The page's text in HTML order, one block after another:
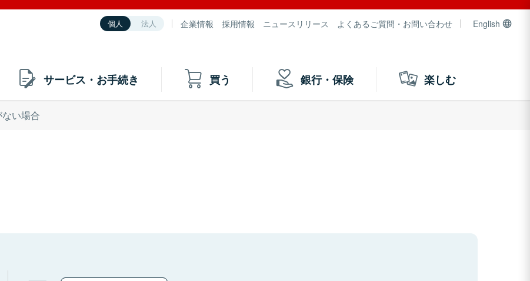
個人 法人 企業情報 採用情報 ニュースリリース よくあるご質問・お問い合わせ English
サービス・お手続き 買う 銀行・保険 楽しむ
い場合